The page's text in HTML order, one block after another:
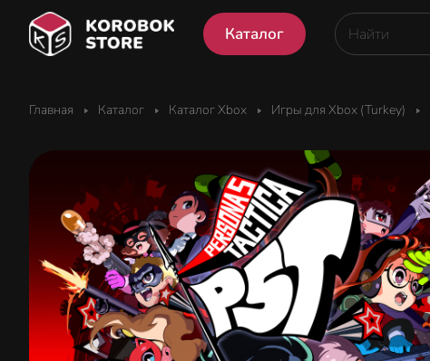
Каталог
Главная Каталог Каталог Xbox Игры для Xbox (Turkey)